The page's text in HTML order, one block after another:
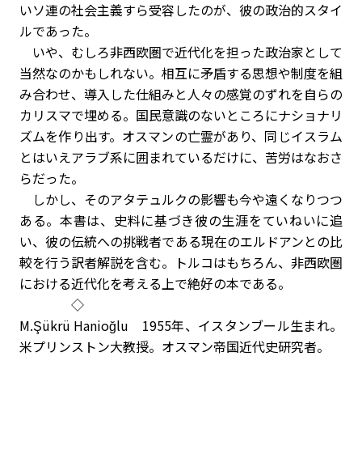
いソ連の社会主義すら受容したのが、彼の政治的スタイ
ルであった。
いや、むしろ非西欧圏で近代化を担った政治家として
当然なのかもしれない。相互に矛盾する思想や制度を組
み合わせ、導入した仕組みと人々の感覚のずれを自らの
カリスマで埋める。国民意識のないところにナショナリ
ズムを作り出す。オスマンの亡霊があり、同じイスラム
とはいえアラブ系に囲まれているだけに、苦労はなおさ
らだった。
しかし、そのアタテュルクの影響も今や遠くなりつつ
ある。本書は、史料に基づき彼の生涯をていねいに追
い、彼の伝統への挑戦者である現在のエルドアンとの比
較を行う訳者解説を含む。トルコはもちろん、非西欧圏
における近代化を考える上で絶好の本である。
◇
M.Şükrü Hanioğlu 1955年、イスタンブール生まれ。
米プリンストン大教授。オスマン帝国近代史研究者。